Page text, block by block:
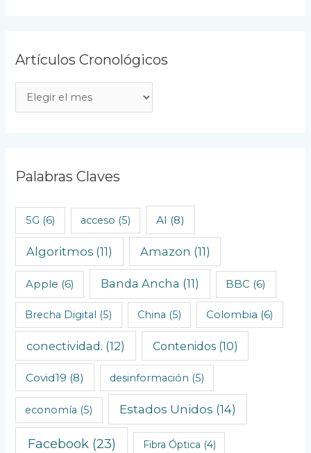
Artículos Cronológicos
r
c
l
o
C
n
ó
Palabras Claves
5G (6) acceso (5) AI (8)
Algoritmos (11) Amazon (11)
Apple (6) Banda Ancha (11) BBC (6)
Brecha Digital (5) China (5) Colombia (6)
conectividad. (12) Contenidos(10)
Covid19 (8) desinformación (5)
economía (5) Estados Unidos (14)
Facebook(23) Fibra Óptica (4)